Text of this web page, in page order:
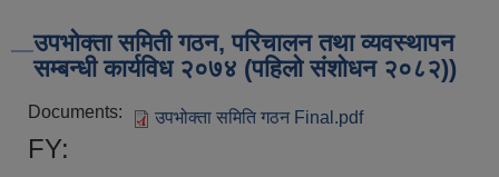
उपभोक्ता समिती गठन, परिचालन तथा व्यवस्थापन
सम्बन्धी कार्यविध २०७४ (पहिलो संशोधन २०८२))
Documents: उपभोक्ता समिति गठन Final.pdf
FY: